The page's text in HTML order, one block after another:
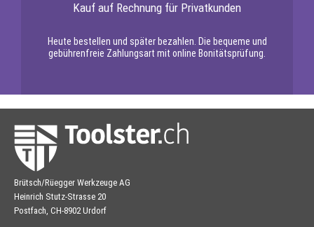
Kauf auf Rechnung für Privatkunden
Heute bestellen und später bezahlen. Die bequeme und
gebührenfreie Zahlungsart mit online Bonitätsprüfung.
Brütsch/Rüegger Werkzeuge AG
Heinrich Stutz-Strasse 20
Postfach, CH-8902 Urdorf